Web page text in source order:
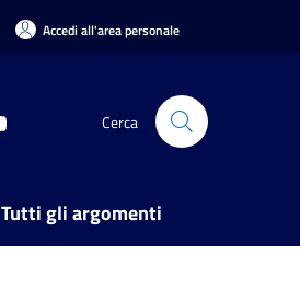
Accedi all'area personale
Cerca
Tutti gli argomenti